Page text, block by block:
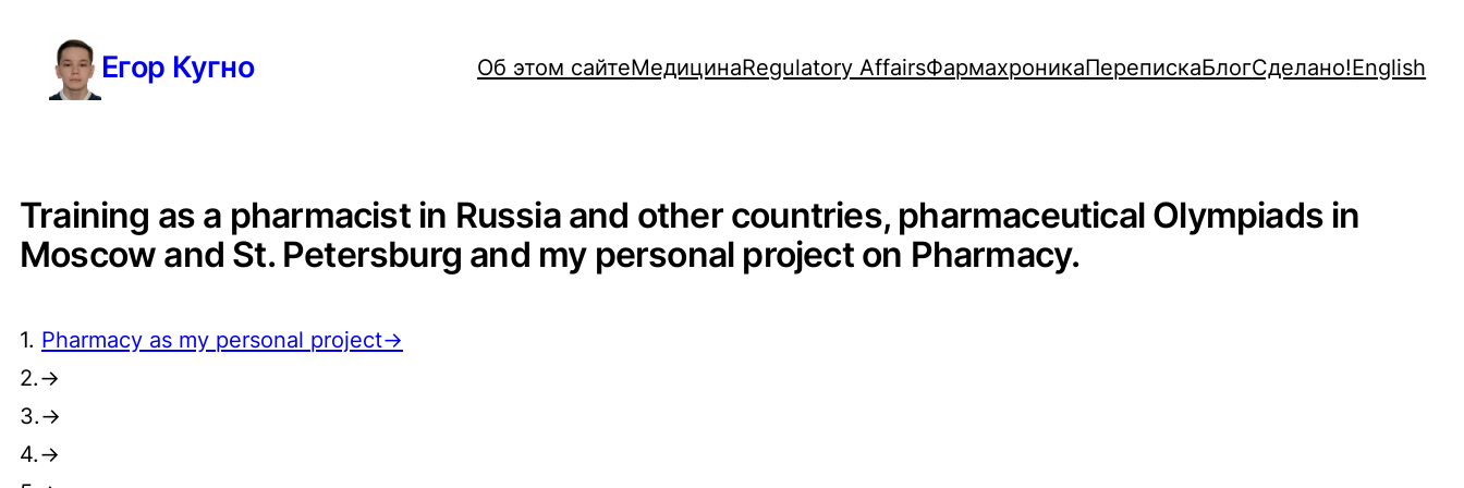
содержимому
Егор Кугно Об этом сайтеМедицинаRegulatory AffairsФармахроникаПерепискаБлогСделано!English
Training as a pharmacist in Russia and other countries, pharmaceutical Olympiads in
Moscow and St. Petersburg and my personal project on Pharmacy.
1. Pharmacy as my personal project→
2.→
3.→
4.→